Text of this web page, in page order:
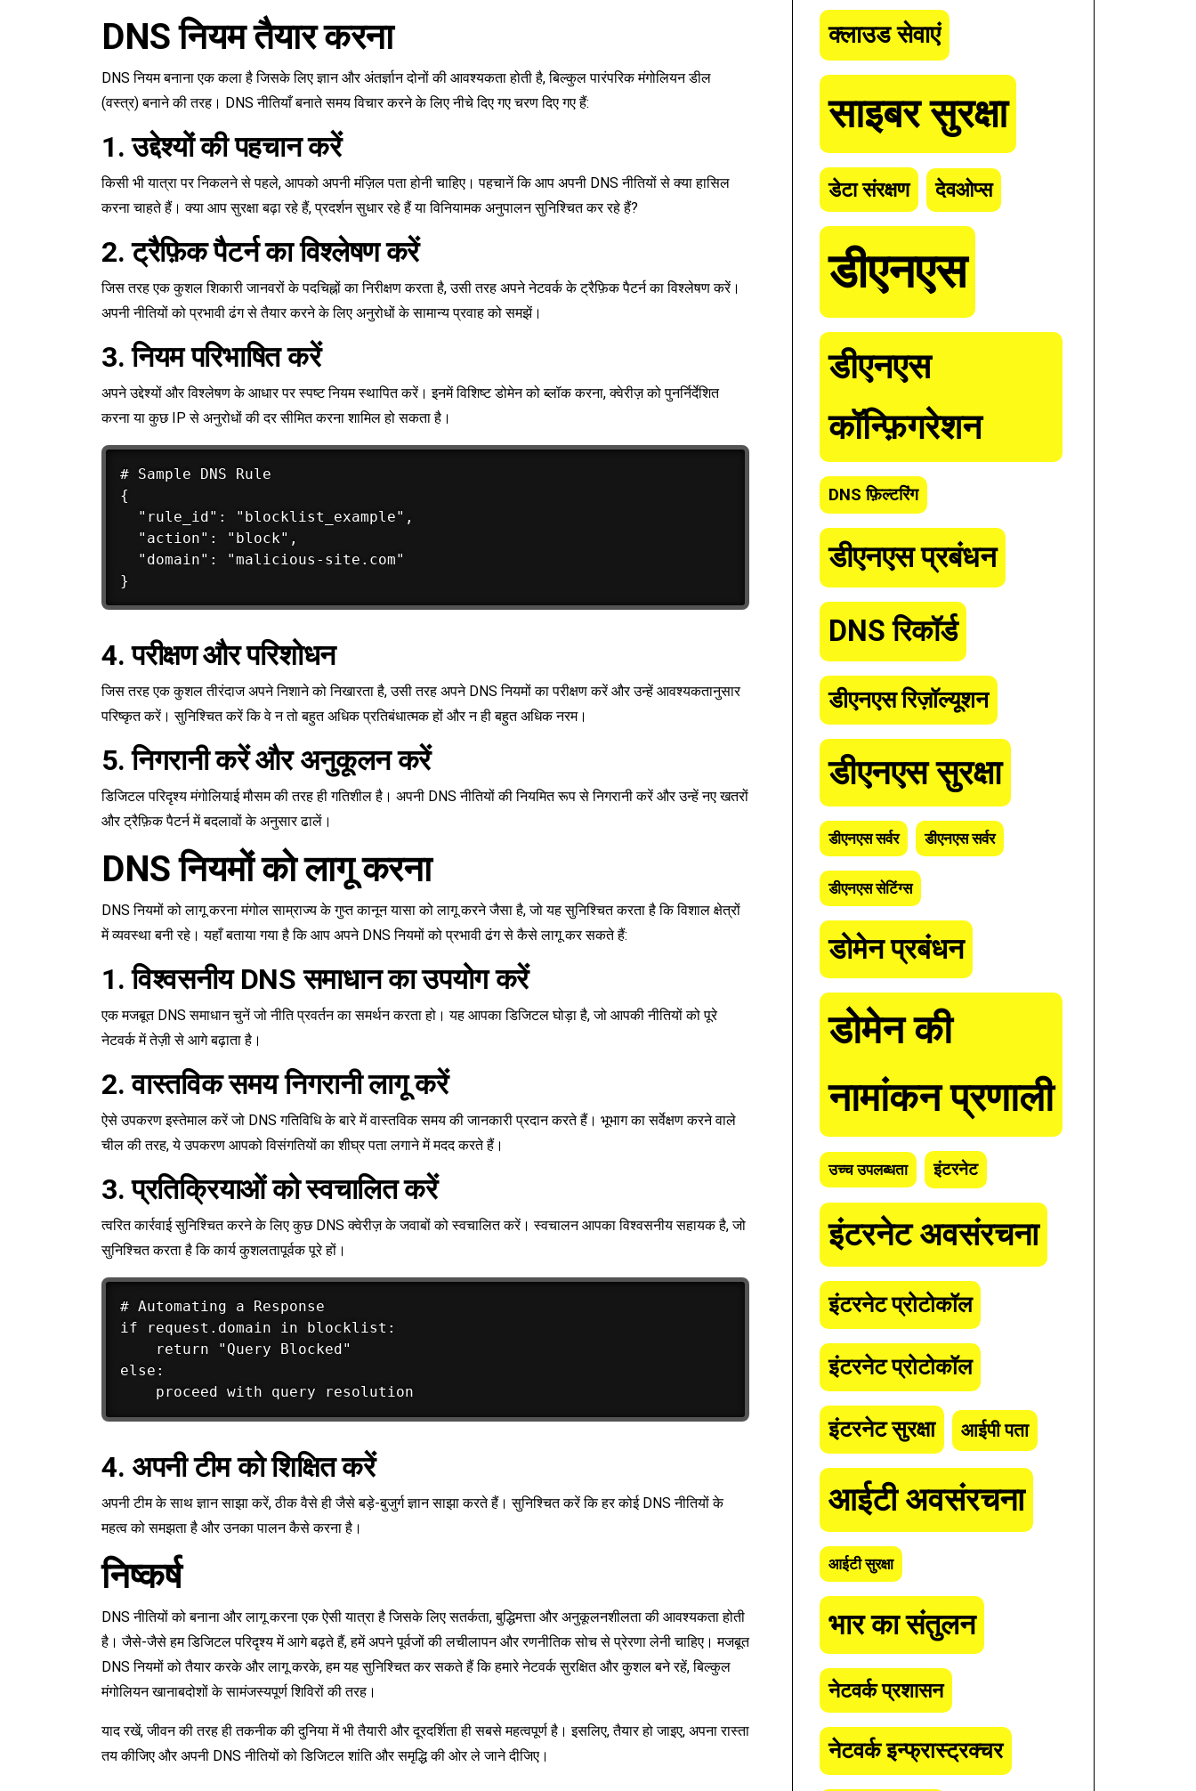
DNS नियम तैयार करना
DNS नियम बनाना एक कला है जिसके लिए ज्ञान और अंतर्ज्ञान दोनों की आवश्यकता होती है, बिल्कुल पारंपरिक मंगोलियन डील
(वस्त्र) बनाने की तरह। DNS नीतियाँ बनाते समय विचार करने के लिए नीचे दिए गए चरण दिए गए हैं:
1. उद्देश्यों की पहचान करें
किसी भी यात्रा पर निकलने से पहले, आपको अपनी मंज़िल पता होनी चाहिए। पहचानें कि आप अपनी DNS नीतियों से क्या हासिल
करना चाहते हैं। क्या आप सुरक्षा बढ़ा रहे हैं, प्रदर्शन सुधार रहे हैं या विनियामक अनुपालन सुनिश्चित कर रहे हैं?
2. ट्रैफ़िक पैटर्न का विश्लेषण करें
जिस तरह एक कुशल शिकारी जानवरों के पदचिह्नों का निरीक्षण करता है, उसी तरह अपने नेटवर्क के ट्रैफ़िक पैटर्न का विश्लेषण करें।
अपनी नीतियों को प्रभावी ढंग से तैयार करने के लिए अनुरोधों के सामान्य प्रवाह को समझें।
3. नियम परिभाषित करें
अपने उद्देश्यों और विश्लेषण के आधार पर स्पष्ट नियम स्थापित करें। इनमें विशिष्ट डोमेन को ब्लॉक करना, क्वेरीज़ को पुनर्निर्देशित
करना या कुछ IP से अनुरोधों की दर सीमित करना शामिल हो सकता है।
# Sample DNS Rule
{
  "rule_id": "blocklist_example",
  "action": "block",
  "domain": "malicious-site.com"
4. परीक्षण और परिशोधन
जिस तरह एक कुशल तीरंदाज अपने निशाने को निखारता है, उसी तरह अपने DNS नियमों का परीक्षण करें और उन्हें आवश्यकतानुसार
परिष्कृत करें। सुनिश्चित करें कि वे न तो बहुत अधिक प्रतिबंधात्मक हों और न ही बहुत अधिक नरम।
5. निगरानी करें और अनुकूलन करें
डिजिटल परिदृश्य मंगोलियाई मौसम की तरह ही गतिशील है। अपनी DNS नीतियों की नियमित रूप से निगरानी करें और उन्हें नए खतरों
और ट्रैफ़िक पैटर्न में बदलावों के अनुसार ढालें।
DNS नियमों को लागू करना
DNS नियमों को लागू करना मंगोल साम्राज्य के गुप्त कानून यासा को लागू करने जैसा है, जो यह सुनिश्चित करता है कि विशाल क्षेत्रों
में व्यवस्था बनी रहे। यहाँ बताया गया है कि आप अपने DNS नियमों को प्रभावी ढंग से कैसे लागू कर सकते हैं:
1. विश्वसनीय DNS समाधान का उपयोग करें
एक मजबूत DNS समाधान चुनें जो नीति प्रवर्तन का समर्थन करता हो। यह आपका डिजिटल घोड़ा है, जो आपकी नीतियों को पूरे
नेटवर्क में तेज़ी से आगे बढ़ाता है।
2. वास्तविक समय निगरानी लागू करें
ऐसे उपकरण इस्तेमाल करें जो DNS गतिविधि के बारे में वास्तविक समय की जानकारी प्रदान करते हैं। भूभाग का सर्वेक्षण करने वाले
चील की तरह, ये उपकरण आपको विसंगतियों का शीघ्र पता लगाने में मदद करते हैं।
3. प्रतिक्रियाओं को स्वचालित करें
त्वरित कार्रवाई सुनिश्चित करने के लिए कुछ DNS क्वेरीज़ के जवाबों को स्वचालित करें। स्वचालन आपका विश्वसनीय सहायक है, जो
सुनिश्चित करता है कि कार्य कुशलतापूर्वक पूरे हों।
# Automating a Response
if request.domain in blocklist:
    return "Query Blocked"
else:
4. अपनी टीम को शिक्षित करें
अपनी टीम के साथ ज्ञान साझा करें, ठीक वैसे ही जैसे बड़े-बुजुर्ग ज्ञान साझा करते हैं। सुनिश्चित करें कि हर कोई DNS नीतियों के
महत्व को समझता है और उनका पालन कैसे करना है।
निष्कर्ष
DNS नीतियों को बनाना और लागू करना एक ऐसी यात्रा है जिसके लिए सतर्कता, बुद्धिमत्ता और अनुकूलनशीलता की आवश्यकता होती
है। जैसे-जैसे हम डिजिटल परिदृश्य में आगे बढ़ते हैं, हमें अपने पूर्वजों की लचीलापन और रणनीतिक सोच से प्रेरणा लेनी चाहिए। मजबूत
DNS नियमों को तैयार करके और लागू करके, हम यह सुनिश्चित कर सकते हैं कि हमारे नेटवर्क सुरक्षित और कुशल बने रहें, बिल्कुल
मंगोलियन खानाबदोशों के सामंजस्यपूर्ण शिविरों की तरह।
याद रखें, जीवन की तरह ही तकनीक की दुनिया में भी तैयारी और दूरदर्शिता ही सबसे महत्वपूर्ण है। इसलिए, तैयार हो जाइए, अपना रास्ता
तय कीजिए और अपनी DNS नीतियों को डिजिटल शांति और समृद्धि की ओर ले जाने दीजिए।
क्लाउड सेवाएं
साइबर सुरक्षा
डेटा संरक्षण देवओप्स
डीएनएस
डीएनएस
कॉन्फ़िगरेशन
DNS फ़िल्टरिंग
डीएनएस प्रबंधन
DNS रिकॉर्ड
डीएनएस रिज़ॉल्यूशन
डीएनएस सुरक्षा
डीएनएस सर्वर डीएनएस सर्वर
डीएनएस सेटिंग्स
डोमेन प्रबंधन
डोमेन की
नामांकन प्रणाली
उच्च उपलब्धता इंटरनेट
इंटरनेट अवसंरचना
इंटरनेट प्रोटोकॉल
इंटरनेट प्रोटोकॉल
इंटरनेट सुरक्षा आईपी पता
आईटी अवसंरचना
आईटी सुरक्षा
भार का संतुलन
नेटवर्क प्रशासन
नेटवर्क इन्फ्रास्ट्रक्चर